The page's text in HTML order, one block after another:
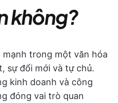
không?
trong một văn hóa
sự đổi mới và tự chủ.
kinh doanh và công
đóng vai trò quan